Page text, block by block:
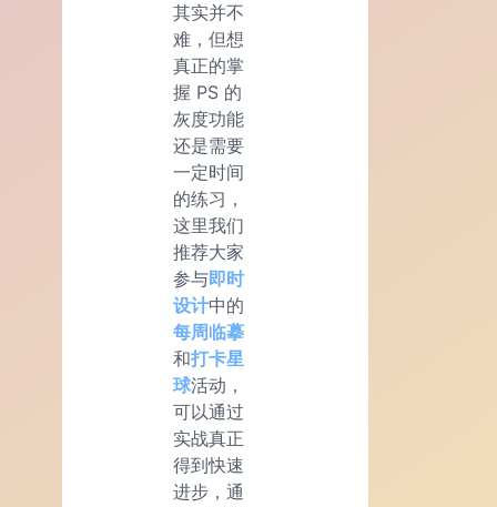
其实并不
难，但想
真正的掌
握 PS 的
灰度功能
还是需要
一定时间
的练习，
这里我们
推荐大家
参与即时
设计中的
每周临摹
和打卡星
球活动，
可以通过
实战真正
得到快速
进步，通